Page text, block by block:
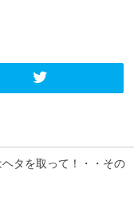
タを取って！・・その